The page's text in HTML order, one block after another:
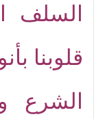
السلف
قلوبنا
الشرع